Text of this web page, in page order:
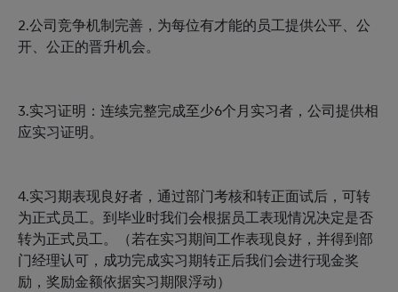
2.公司竞争机制完善，为每位有才能的员工提供公平、公
开、公正的晋升机会。
3.实习证明：连续完整完成至少6个月实习者，公司提供相
应实习证明。
4.实习期表现良好者，通过部门考核和转正面试后，可转
为正式员工。到毕业时我们会根据员工表现情况决定是否
转为正式员工。（若在实习期间工作表现良好，并得到部
门经理认可，成功完成实习期转正后我们会进行现金奖
励，奖励金额依据实习期限浮动）